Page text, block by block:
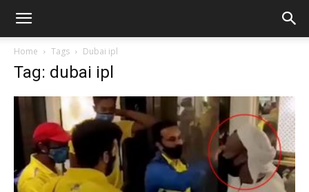
Home Tags Dubai ipl
Tag: dubai ipl